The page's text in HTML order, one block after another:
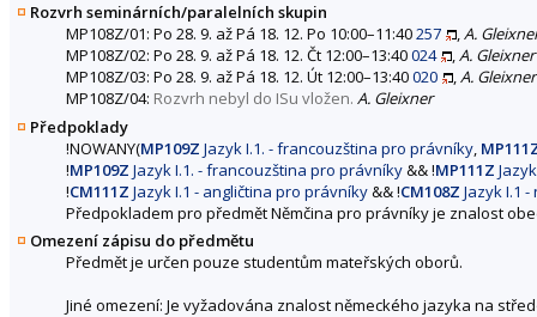
Rozvrh seminárních/paralelních skupin
MP108Z/01: Po 28. 9. až Pá 18. 12. Po 10:00–11:40257 ,A.
MP108Z/02: Po 28. 9. až Pá 18. 12. Čt 12:00–13:40024 ,A. Gleixner
MP108Z/03: Po 28. 9. až Pá 18. 12. Út 12:00–13:40020 ,A. Gleixner
MP108Z/04: Rozvrh nebyl do ISu vložen. A. Gleixner
Předpoklady
!NOWANY(MP109Z Jazyk I.1. - francouzština pro právníky,
!MP109Z Jazyk I.1. - francouzština pro právníky&& !MP111Z
!CM111Z Jazyk I.1 - angličtina pro právníky&& !CM108Z Jazyk I.1
Předpokladem pro předmět Němčina pro právníky je znalost
Omezení zápisu do předmětu
Předmět je určen pouze studentům mateřských oborů.
Jiné omezení: Je vyžadována znalost německého jazyka na